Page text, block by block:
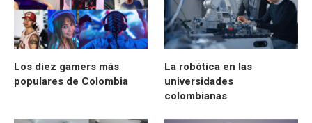
Los diez gamers más
populares de Colombia
La robótica en las
universidades
colombianas